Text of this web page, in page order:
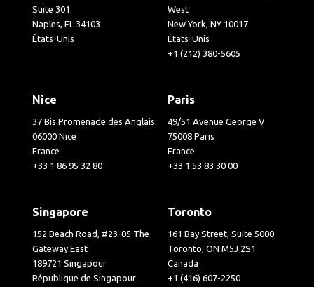
Suite 301
Naples, FL 34103
États-Unis
West
New York, NY 10017
États-Unis
+1 (212) 380-5605
Nice
37 Bis Promenade des Anglais
06000 Nice
France
+33 1 86 95 32 80
Paris
49/51 Avenue George V
75008 Paris
France
+33 1 53 83 30 00
Singapore
152 Beach Road, #23-05 The
Gateway East
189721 Singapour
République de Singapour
Toronto
161 Bay Street, Suite 5000
Toronto, ON M5J 2S1
Canada
+1 (416) 607-2250